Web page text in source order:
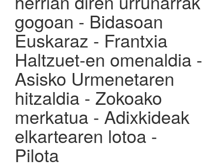
gogoan - Bidasoan
Euskaraz - Frantxia
Haltzuet-en omenaldia -
Asisko Urmenetaren
hitzaldia - Zokoako
merkatua - Adixkideak
elkartearen lotoa -
Pilota